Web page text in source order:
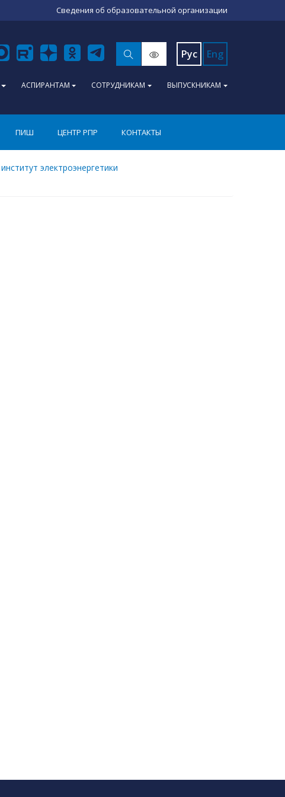
Сведения об образовательной организации
Рус Eng
АСПИРАНТАМ СОТРУДНИКАМ ВЫПУСКНИКАМ
ПИШ ЦЕНТР РПР КОНТАКТЫ
электроэнергетики